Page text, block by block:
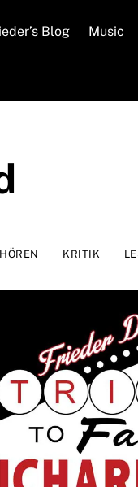
Blog Music
HÖREN KRITIK